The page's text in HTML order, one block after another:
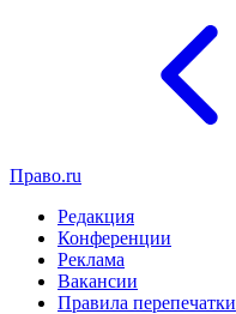
Право.ru
Редакция
Конференции
Реклама
Вакансии
Правила перепечатки